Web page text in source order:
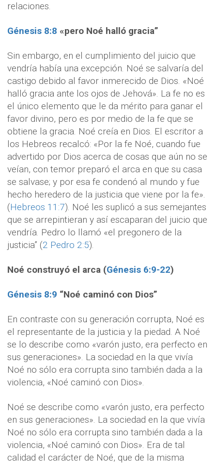
relaciones.
Génesis 8:8 «pero Noé halló gracia”
Sin embargo, en el cumplimiento del juicio que
vendría había una excepción. Noé se salvaría del
castigo debido al favor inmerecido de Dios. «Noé
halló gracia ante los ojos de Jehová». La fe no es
el único elemento que le da mérito para ganar el
favor divino, pero es por medio de la fe que se
obtiene la gracia. Noé creía en Dios. El escritor a
los Hebreos recalcó: «Por la fe Noé, cuando fue
advertido por Dios acerca de cosas que aún no se
veían, con temor preparó el arca en que su casa
se salvase; y por esa fe condenó al mundo y fue
hecho heredero de la justicia que viene por la fe».
(Hebreos 11:7). Noé les suplicó a sus semejantes
que se arrepintieran y así escaparan del juicio que
vendría. Pedro lo llamó «el pregonero de la
justicia” (2 Pedro 2:5).
Noé construyó el arca (Génesis 6:9-22)
Génesis 8:9 “Noé caminó con Dios”
En contraste con su generación corrupta, Noé es
el representante de la justicia y la piedad. A Noé
se lo describe como «varón justo, era perfecto en
sus generaciones». La sociedad en la que vivía
Noé no sólo era corrupta sino también dada a la
violencia, «Noé caminó con Dios».
Noé se describe como «varón justo, era perfecto
en sus generaciones». La sociedad en la que vivía
Noé no sólo era corrupta sino también dada a la
violencia, «Noé caminó con Dios». Era de tal
calidad el carácter de Noé, que de la misma